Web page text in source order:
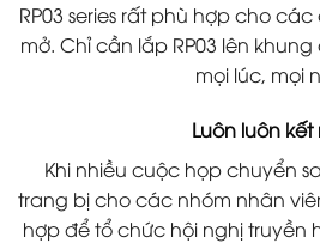
RP03 series rất phù hợp cho
mở. Chỉ cần lắp RP03 lên
mọi lúc, mọi
Luôn luôn kết
Khi nhiều cuộc họp chuyển
trang bị cho các nhóm nhân
hợp để tổ chức hội nghị truyền